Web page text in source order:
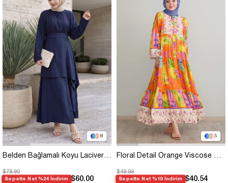
8
Belden Bağlamalı Koyu Lacivert Ayrobin Elbise
$78.90
Sepette Net %24 İndirim $60.00
3
Floral Detail Orange Viscose Dress
$49.99
Sepette Net %19 İndirim $40.54